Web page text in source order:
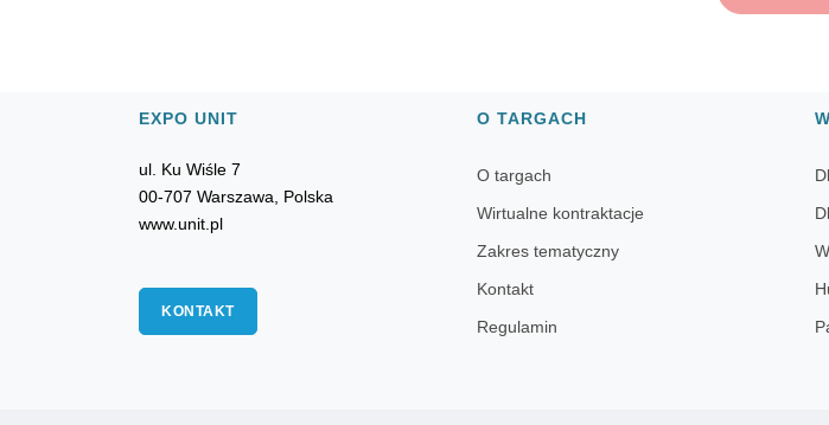
EXPO UNIT
ul. Ku Wiśle 7
00-707 Warszawa, Polska
www.unit.pl
KONTAKT
O TARGACH
O targach
Wirtualne kontraktacje
Zakres tematyczny
Kontakt
Regulamin